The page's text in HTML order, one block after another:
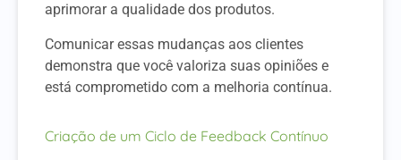
aprimorar a qualidade dos produtos.
Comunicar essas mudanças aos clientes
demonstra que você valoriza suas opiniões e
está comprometido com a melhoria contínua.
Criação de um Ciclo de Feedback Contínuo